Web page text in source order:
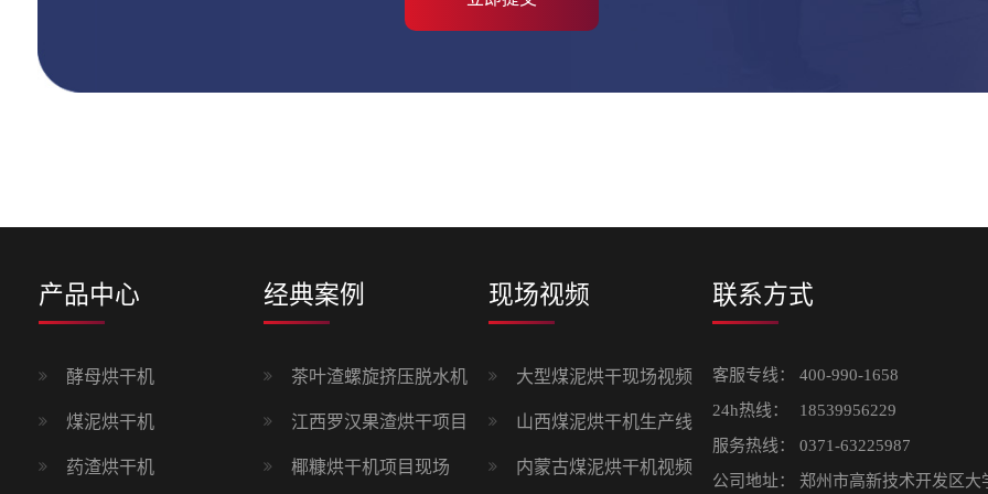
产品中心
酵母烘干机
煤泥烘干机
药渣烘干机
经典案例
茶叶渣螺旋挤压脱水机
江西罗汉果渣烘干项目
椰糠烘干机项目现场
现场视频
大型煤泥烘干现场视频
山西煤泥烘干机生产线
内蒙古煤泥烘干机视频
联系方式
客服专线：
400-990-1658
24h热线：
18539956229
服务热线：
0371-63225987
公司地址：
郑州市高新技术开发区大